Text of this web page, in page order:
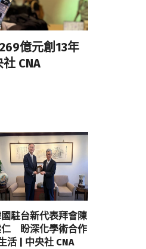
億元創13年
CNA
駐台新代表拜會陳
仁 盼深化學術合作
生活 | 中央社 CNA